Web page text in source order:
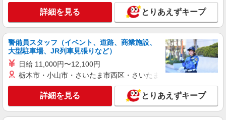
石神井公園駅＊看護助手(資格経験不問)募集♪
食事配膳などの補助業務
時給1650円〜2312円 ＜日払い有/週払い有/交
通費全支給(ガソリン代含む)＞
練馬区 石神井公園駅スグ
キープ 詳細を見る
江古田駅★病院でお掃除/食事の配膳など♪★激
詳細を見る とりあえずキープ
警備員スタッフ（イベント、道路、商業施設、
大型駐車場、JR列車見張りなど）
日給 11,000円〜12,100円
栃木市・小山市・さいたま市西区・さいたま市岩槻区・久喜市・
詳細を見る とりあえずキープ